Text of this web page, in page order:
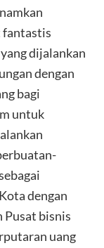
fantastis
dijalankan
dengan
bagi
untuk
dengan
Pusat bisnis
uang